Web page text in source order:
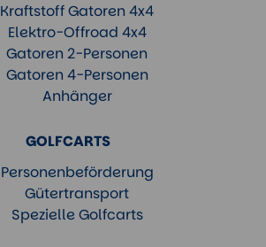
Kraftstoff Gatoren 4x4
Elektro-Offroad 4x4
Gatoren 2-Personen
Gatoren 4-Personen
Anhänger
GOLFCARTS
Personenbeförderung
Gütertransport
Spezielle Golfcarts